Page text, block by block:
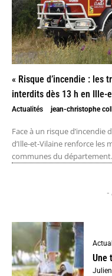
« Risque d’incendie : les
interdits dès 13 h en Ille-
Actualités jean-christophe
Face à un risque d’incendie
d’Ille-et-Vilaine renforce les
communes du département.
-
Une